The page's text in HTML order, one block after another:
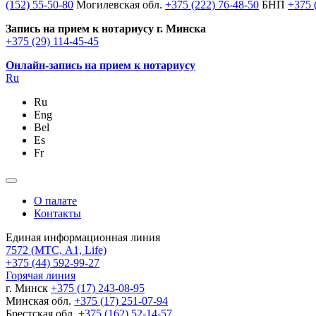
(152) 55-50-80 Могилевская обл. +375 (222) 76-48-50 БНП +375
Запись на прием к нотариусу г. Минска
+375 (29) 114-45-45
Онлайн-запись на прием к нотариусу
Ru
Ru
Eng
Bel
Es
Fr
О палате
Контакты
Единая информационная линия
7572 (МТС, A1, Life)
+375 (44) 592-99-27
Горячая линия
г. Минск +375 (17) 243-08-95
Минская обл. +375 (17) 251-07-94
Брестская обл. +375 (162) 52-14-57